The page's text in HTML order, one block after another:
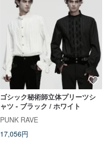
ゴシック秘術師立体プリーツシ
ャツ - ブラック / ホワイト
PUNK RAVE
17,056円